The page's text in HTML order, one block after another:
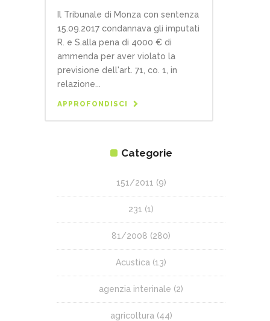
Il Tribunale di Monza con sentenza
15.09.2017 condannava gli imputati
R. e S.alla pena di 4000 € di
ammenda per aver violato la
previsione dell'art. 71, co. 1, in
relazione...
APPROFONDISCI
Categorie
151/2011 (9)
231 (1)
81/2008 (280)
Acustica (13)
agenzia interinale (2)
agricoltura (44)